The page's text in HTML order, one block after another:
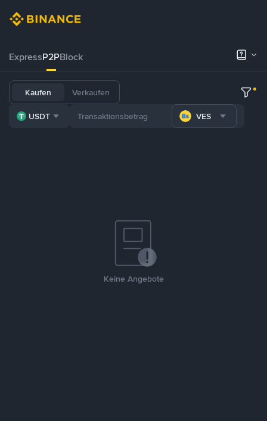
ExpressP2PBlock
Kaufen Verkaufen
USDT VES
Keine Angebote